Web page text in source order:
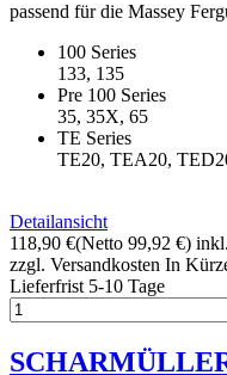
passend für die Massey
100 Series
133, 135
Pre 100 Series
35, 35X, 65
TE Series
TE20, TEA20,
Detailansicht
118,90 €(Netto 99,92 €)
zzgl. Versandkosten In
Lieferfrist 5-10 Tage